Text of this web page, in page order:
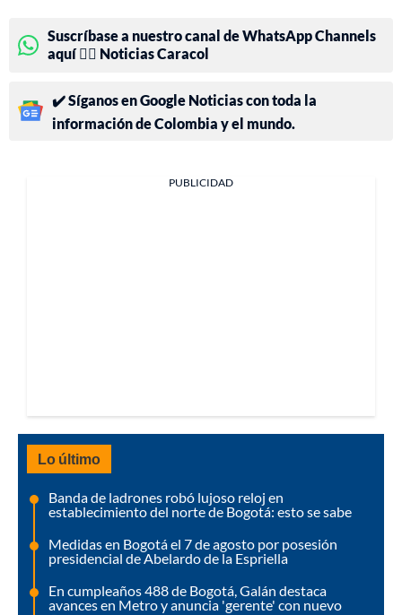
Suscríbase a nuestro canal de WhatsApp Channels
aquí 👉🏻 Noticias Caracol
✔️ Síganos en Google Noticias con toda la
información de Colombia y el mundo.
PUBLICIDAD
Lo último
Banda de ladrones robó lujoso reloj en
establecimiento del norte de Bogotá: esto se sabe
Medidas en Bogotá el 7 de agosto por posesión
presidencial de Abelardo de la Espriella
En cumpleaños 488 de Bogotá, Galán destaca
avances en Metro y anuncia 'gerente' con nuevo